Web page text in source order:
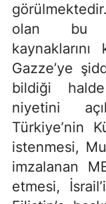
olan bu
Gazze’ye
bildiği halde
niyetini
Türkiye’nin
istenmesi,
imzalanan
etmesi,